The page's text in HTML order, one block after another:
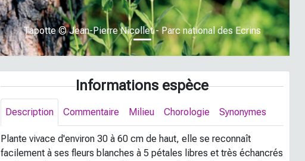
Tapotte © Jean-Pierre Nicollet - Parc national des Ecrins
Informations espèce
Description Commentaire Milieu Chorologie Synonymes
Plante vivace d'environ 30 à 60 cm de haut, elle se reconnaît
facilement à ses fleurs blanches à 5 pétales libres et très échancrés